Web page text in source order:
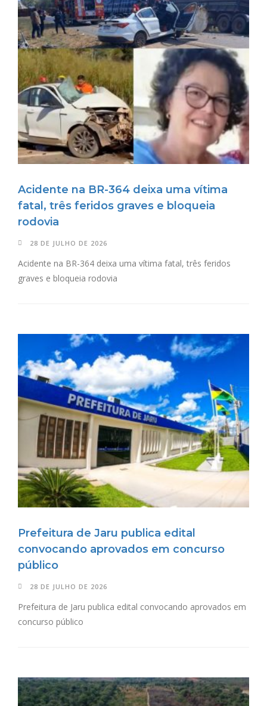
Acidente na BR-364 deixa uma vítima
fatal, três feridos graves e bloqueia
rodovia
28 DE JULHO DE 2026
Acidente na BR-364 deixa uma vítima fatal, três feridos
graves e bloqueia rodovia
Prefeitura de Jaru publica edital
convocando aprovados em concurso
público
28 DE JULHO DE 2026
Prefeitura de Jaru publica edital convocando aprovados em
concurso público